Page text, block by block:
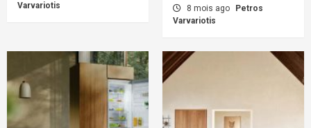
Varvariotis
8 mois ago
Petros
Varvariotis